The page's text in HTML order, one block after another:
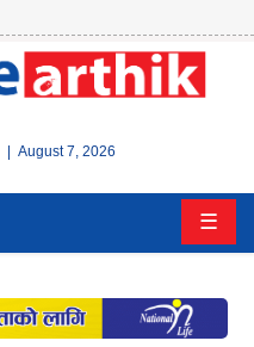
| August 7, 2026
☰